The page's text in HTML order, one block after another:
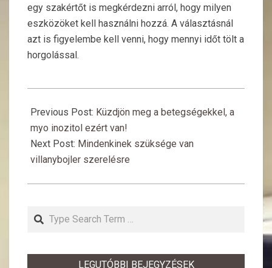
egy szakértőt is megkérdezni arról, hogy milyen
eszközöket kell használni hozzá. A választásnál
azt is figyelembe kell venni, hogy mennyi időt tölt a
horgolással.
01-
12
Previous Post: Küzdjön meg a betegségekkel, a
myo inozitol ezért van!
Next Post: Mindenkinek szüksége van
villanybojler szerelésre
Search
LEGUTÓBBI BEJEGYZÉSEK